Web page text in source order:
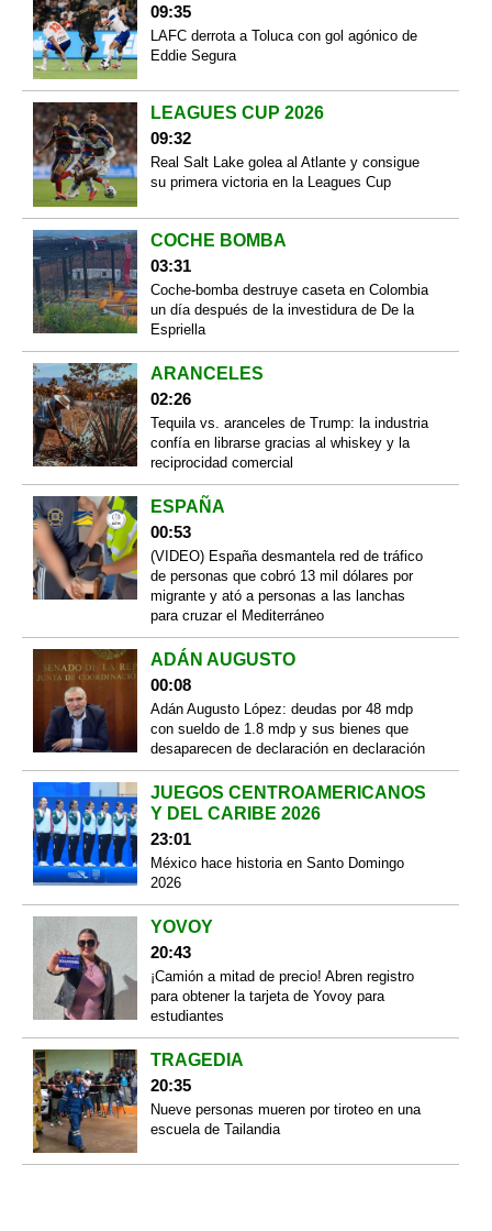
09:35
LAFC derrota a Toluca con gol agónico de
Eddie Segura
LEAGUES CUP 2026
09:32
Real Salt Lake golea al Atlante y consigue
su primera victoria en la Leagues Cup
COCHE BOMBA
03:31
Coche-bomba destruye caseta en Colombia
un día después de la investidura de De la
Espriella
ARANCELES
02:26
Tequila vs. aranceles de Trump: la industria
confía en librarse gracias al whiskey y la
reciprocidad comercial
ESPAÑA
00:53
(VIDEO) España desmantela red de tráfico
de personas que cobró 13 mil dólares por
migrante y ató a personas a las lanchas
para cruzar el Mediterráneo
ADÁN AUGUSTO
00:08
Adán Augusto López: deudas por 48 mdp
con sueldo de 1.8 mdp y sus bienes que
desaparecen de declaración en declaración
JUEGOS CENTROAMERICANOS
Y DEL CARIBE 2026
23:01
México hace historia en Santo Domingo
2026
YOVOY
20:43
¡Camión a mitad de precio! Abren registro
para obtener la tarjeta de Yovoy para
estudiantes
TRAGEDIA
20:35
Nueve personas mueren por tiroteo en una
escuela de Tailandia